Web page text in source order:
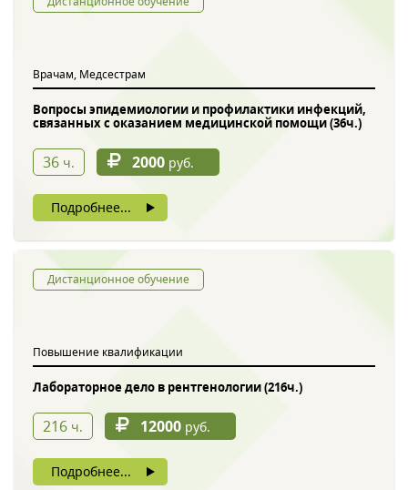
Врачам, Медсестрам
Вопросы эпидемиологии и профилактики инфекций,
связанных с оказанием медицинской помощи (36ч.)
36 ч. 2000 руб.
Подробнее...
Дистанционное обучение
Повышение квалификации
Лабораторное дело в рентгенологии (216ч.)
216 ч. 12000 руб.
Подробнее...